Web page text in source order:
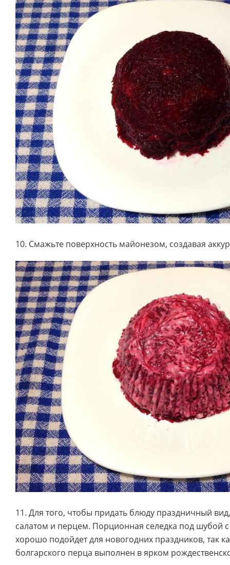
10. Смажьте поверхность майонезом, создавая
11. Для того, чтобы придать блюду праздничный
салатом и перцем. Порционная селедка под шубой
хорошо подойдет для новогодних праздников, так
болгарского перца выполнен в ярком